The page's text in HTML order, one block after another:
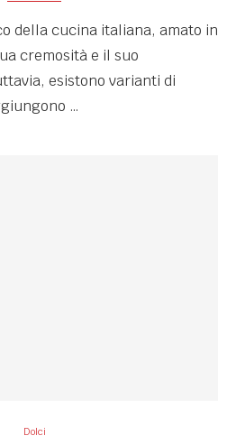
della cucina italiana, amato in
cremosità e il suo
esistono varianti di
…
Dolci